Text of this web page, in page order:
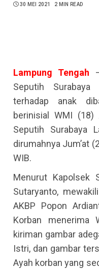
30 MEI 2021 2 MIN READ
Lampung Tengah
Seputih Surabaya
terhadap anak
berinisial WMI (18)
Seputih Surabaya
dirumahnya Jum’at
WIB.
Menurut Kapolsek
Sutaryanto,
AKBP Popon
Korban menerima
kiriman gambar
Istri, dan gambar
Ayah korban yang